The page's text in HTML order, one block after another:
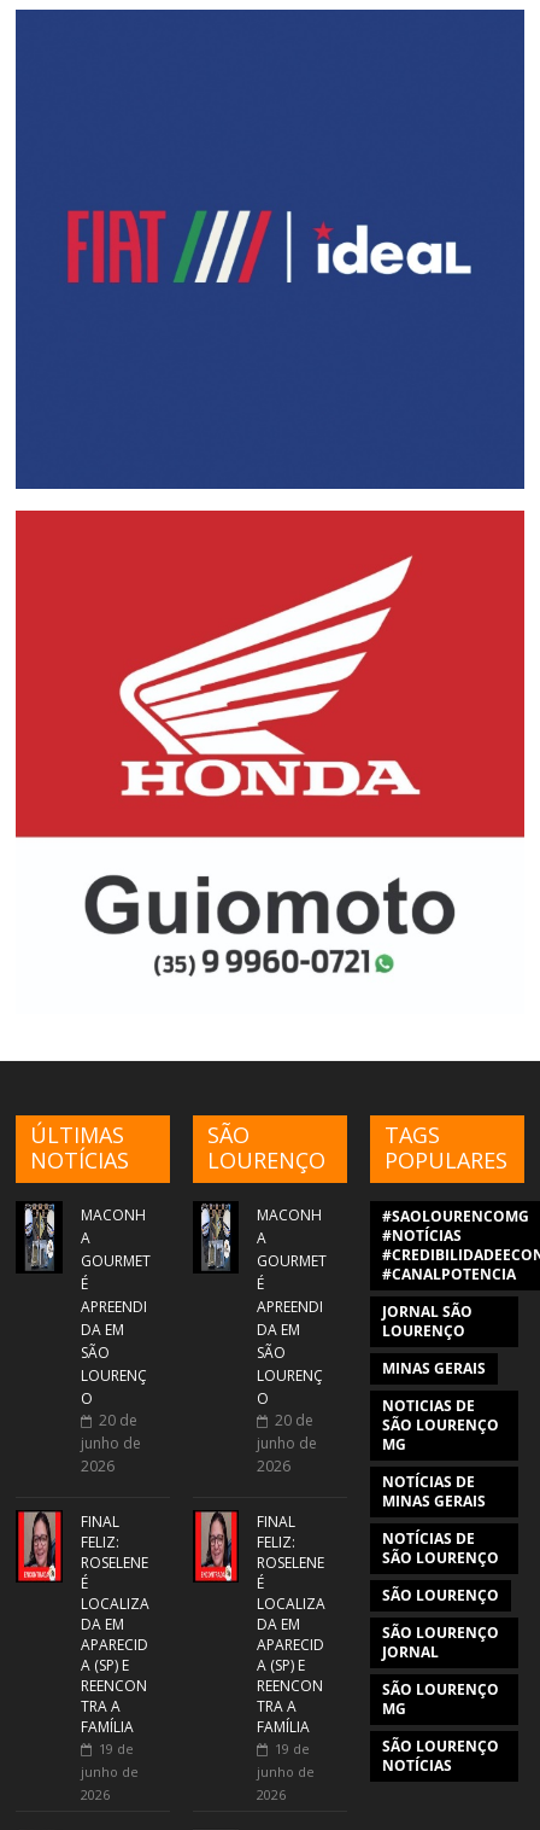
ÚLTIMAS
NOTÍCIAS
MACONH
A
GOURMET
É
APREENDI
DA EM
SÃO
LOURENÇ
O
20 de
junho de
2026
FINAL
FELIZ:
ROSELENE
É
LOCALIZA
DA EM
APARECID
A (SP) E
REENCON
TRA A
FAMÍLIA
19 de
junho de
2026
SÃO
LOURENÇO
MACONH
A
GOURMET
É
APREENDI
DA EM
SÃO
LOURENÇ
O
20 de
junho de
2026
FINAL
FELIZ:
ROSELENE
É
LOCALIZA
DA EM
APARECID
A (SP) E
REENCON
TRA A
FAMÍLIA
19 de
junho de
2026
TAGS
POPULARES
#SAOLOURENCOMG
#NOTÍCIAS
#CANALPOTENCIA
JORNAL SÃO
LOURENÇO
MINAS GERAIS
NOTICIAS DE
SÃO LOURENÇO
MG
NOTÍCIAS DE
MINAS GERAIS
NOTÍCIAS DE
SÃO LOURENÇO
SÃO LOURENÇO
SÃO LOURENÇO
JORNAL
SÃO LOURENÇO
MG
SÃO LOURENÇO
NOTÍCIAS